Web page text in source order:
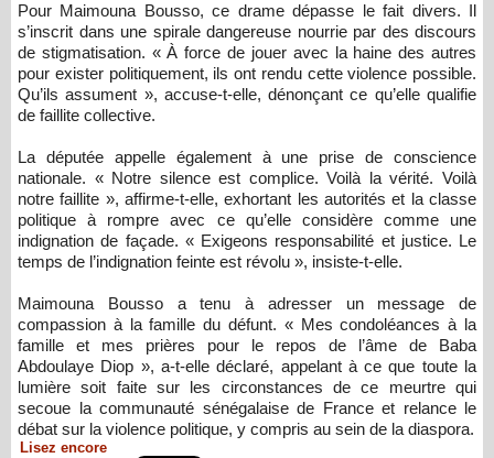
Pour Maimouna Bousso, ce drame dépasse le fait divers. Il
s’inscrit dans une spirale dangereuse nourrie par des discours
de stigmatisation. « À force de jouer avec la haine des autres
pour exister politiquement, ils ont rendu cette violence possible.
Qu’ils assument », accuse-t-elle, dénonçant ce qu’elle qualifie
de faillite collective.
La députée appelle également à une prise de conscience
nationale. « Notre silence est complice. Voilà la vérité. Voilà
notre faillite », affirme-t-elle, exhortant les autorités et la classe
politique à rompre avec ce qu’elle considère comme une
indignation de façade. « Exigeons responsabilité et justice. Le
temps de l’indignation feinte est révolu », insiste-t-elle.
Maimouna Bousso a tenu à adresser un message de
compassion à la famille du défunt. « Mes condoléances à la
famille et mes prières pour le repos de l’âme de Baba
Abdoulaye Diop », a-t-elle déclaré, appelant à ce que toute la
lumière soit faite sur les circonstances de ce meurtre qui
secoue la communauté sénégalaise de France et relance le
débat sur la violence politique, y compris au sein de la diaspora.
Lisez encore